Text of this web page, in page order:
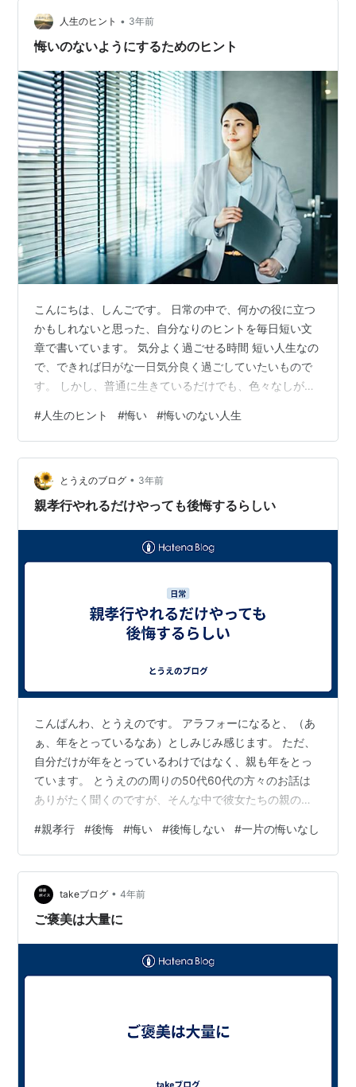
ん。 今すぐ伝える 誰かに言っておきたい事や、聞きたい
ことがあったら、なるべく今すぐやるようにします。 例
人生のヒント • 3年前
悔いのないようにするためのヒント
こんにちは、しんごです。 日常の中で、何かの役に立つ
かもしれないと思った、自分なりのヒントを毎日短い文
章で書いています。 気分よく過ごせる時間 短い人生なの
で、できれば日がな一日気分良く過ごしていたいもので
す。 しかし、普通に生きているだけでも、色々なしがら
ければいけない状況というのもあるものです。 時間がい
くらでもあれば、こういった事にガンガン付き合ってい
けると思いますが、時間は有限ですし、しかも年齢が上
がっていくと時間が進む速度は急加速しています。 そう
いう状況なのにもかかわらず、まるで時間がいくらでも
#人生のヒント #悔い #悔いのない人生
とうえのブログ • 3年前
親孝行やれるだけやっても後悔するらしい
こんばんわ、とうえのです。 アラフォーになると、（あ
ぁ、年をとっているなあ）としみじみ感じます。 ただ、
自分だけが年をとっているわけではなく、親も年をとっ
ています。 とうえのの周りの50代60代の方々のお話は
ありがたく聞くのですが、そんな中で彼女たちの親のお
なあと身にしみることがあります。 親御さんが現在進行
形で病院や施設にいらっしゃる方、実家にご健在だけど
目に見えた衰えでプチショックを受ける話、嫁いだけど
実母の通院や買い物などの援助を毎週末にしている方な
どなど。 すでにお亡くなりになっている方からもお話を
#親孝行 #後悔 #悔い #後悔しない #一片の悔いなし
takeブログ • 4年前
ご褒美は大量に